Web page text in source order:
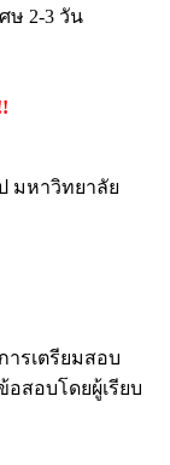
ษ 2-3 วัน
มหาวิทยาลัย
รเตรียมสอบ
อสอบโดยผู้เรียบ